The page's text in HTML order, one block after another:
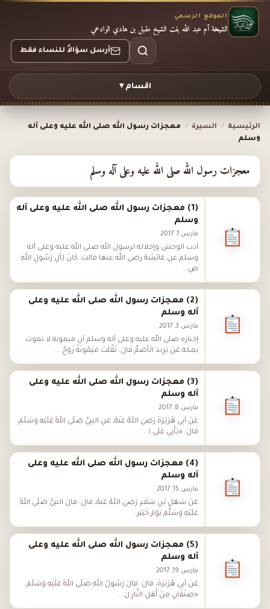
الموقع الرسمي
الشيخة أم عبد الله بنت الشيخ مقبل بن هادي الوادعي
أرسل سؤالاً للنساء فقط
اقسام ▾
الرئيسية / السيرة /
معجزات رسول الله صلى الله عليه وعلى آله
وسلم
معجزات رسول الله صلى الله عليه وعلى آله وسلم
(1) معجزات رسول الله صلى الله عليه وعلى آله
وسلم
مارس 1, 2017
أدب الوحش وإجلاله لرسول الله صلى الله عليه وعلى آله
وسلم عن عَائِشَةَ رضي الله عنها قالت: كَانَ لِآلِ رَسُولِ اللهِ
ص...
(2) معجزات رسول الله صلى الله عليه وعلى
آله وسلم
مارس 3, 2017
إخباره صلى الله عليه وعلى آله وسلم أن ميمونة لا تموت
بمكة عَنْ يَزِيدَ الْأَصَمِّ قَالَ: ثَقُلَتْ مَيْمُونَةُ زَوْجُ ...
(3) معجزات رسول الله صلى الله عليه وعلى
آله وسلم
مارس 8, 2017
عَنْ أَبِي هُرَيْرَةَ رَضِيَ اللَّهُ عَنْهُ، عَنِ النَّبِيِّ صَلَّى اللهُ عَلَيْهِ وَسَلَّمَ،
قَالَ: «يَأْتِي عَلَى ا...
(4) معجزات رسول الله صلى الله عليه وعلى
آله وسلم
مارس 15, 2017
عَنْ سَهْلِ بْنِ سَعْدٍ رَضِيَ اللَّهُ عَنْهُ، قَالَ: قَالَ النَّبِيُّ صَلَّى اللهُ
عَلَيْهِ وَسَلَّمَ يَوْمَ خَيْبَر...
(5) معجزات رسول الله صلى الله عليه وعلى
آله وسلم
مارس 19, 2017
عَنْ أَبِي هُرَيْرَةَ، قَالَ: قَالَ رَسُولُ اللهِ صَلَّى اللهُ عَلَيْهِ وَسَلَّمَ:
«صِنْفَانِ مِنْ أَهْلِ النَّارِ لَ...